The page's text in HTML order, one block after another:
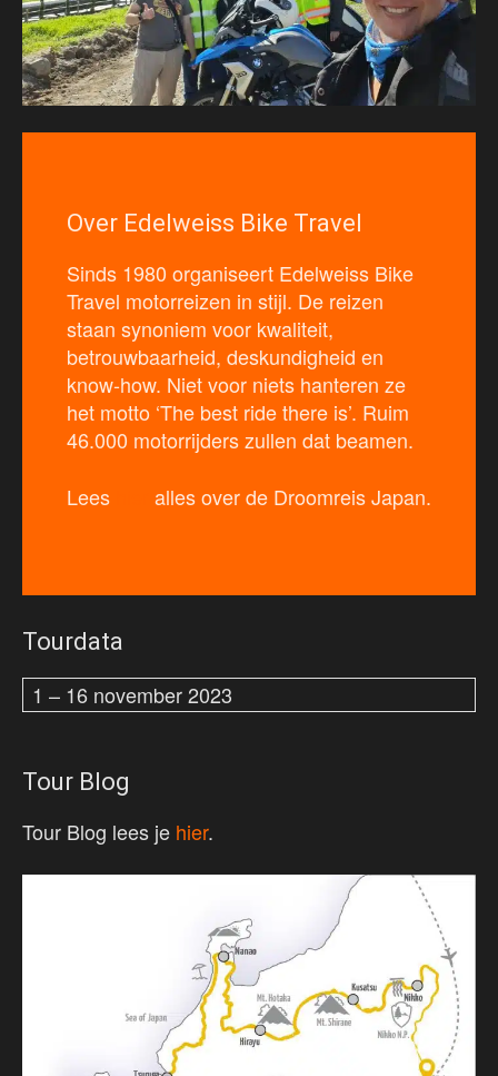
Over Edelweiss Bike Travel
Sinds 1980 organiseert Edelweiss Bike
Travel motorreizen in stijl. De reizen
staan synoniem voor kwaliteit,
betrouwbaarheid, deskundigheid en
know-how. Niet voor niets hanteren ze
het motto ‘The best ride there is’. Ruim
46.000 motorrijders zullen dat beamen.
Lees
alles over de Droomreis Japan.
Tourdata
1 – 16 november 2023
Tour Blog
Tour Blog lees je hier.